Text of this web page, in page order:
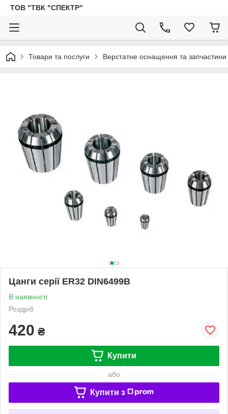
ТОВ "ТВК "СПЕКТР"
Товари та послуги Верстатне оснащення та запчастини
Цанги серії ER32 DIN6499B
В наявності
Роздріб
420 ₴
Купити
або
Купити з